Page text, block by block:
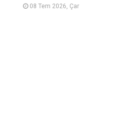
08 Tem 2026, Çar